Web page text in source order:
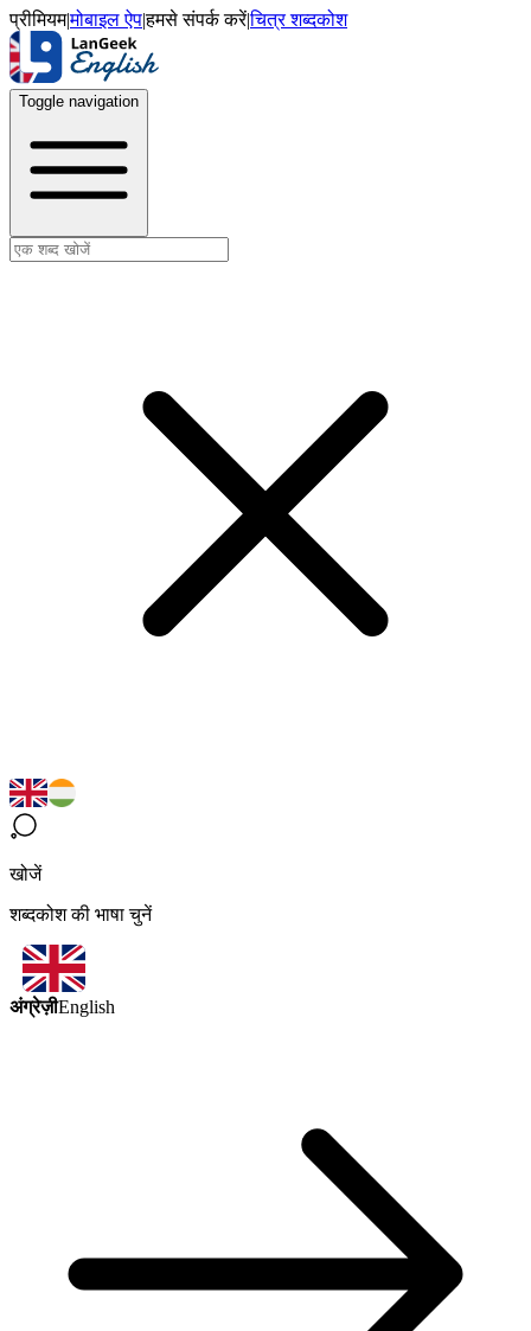
प्रीमियम|मोबाइल ऐप|हमसे संपर्क करें|चित्र शब्दकोश
Toggle navigation
खोजें
शब्दकोश की भाषा चुनें
अंग्रेज़ीEnglish